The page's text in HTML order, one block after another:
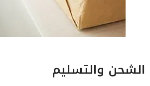
الشحن والتسليم